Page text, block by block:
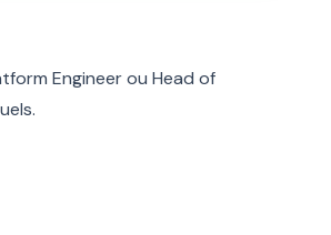
Engineer ou Head of